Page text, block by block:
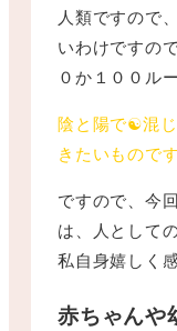
人類ですので
いわけですので
０か１００ル
陰と陽で☯混
きたいものです
ですので、今
は、人として
私自身嬉しく
赤ちゃんや